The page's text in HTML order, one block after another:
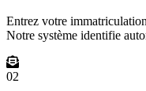
Entrez votre
Notre système identifie
02